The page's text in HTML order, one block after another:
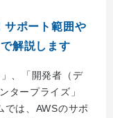
サポート範囲や
解説します
、「開発者（デ
タープライズ」
は、AWSのサポ